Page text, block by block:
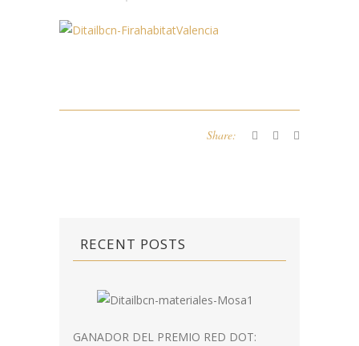
Share:
RECENT POSTS
GANADOR DEL PREMIO RED DOT: